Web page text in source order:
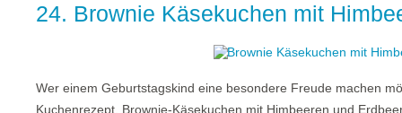
24. Brownie Käsekuchen mit
Wer einem Geburtstagskind eine besondere Freude machen
Kuchenrezept. Brownie-Käsekuchen mit Himbeeren und